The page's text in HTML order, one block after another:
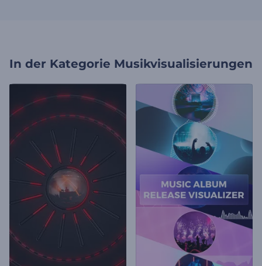
In der Kategorie Musikvisualisierungen